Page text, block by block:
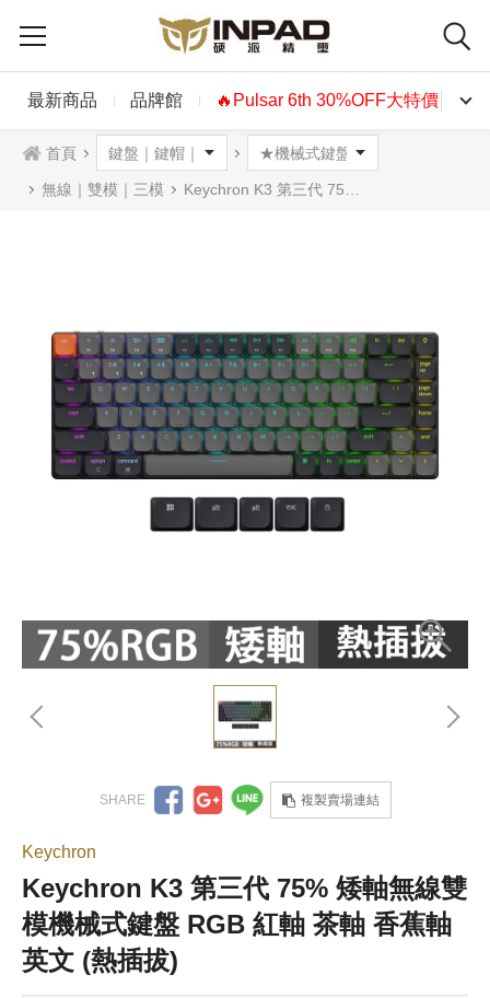
最新商品 品牌館 🔥Pulsar 6th 30%OFF大特價🔥
首頁
無線｜雙模｜三模 Keychron K3 第三代 75% 矮軸無線雙模機械式鍵盤 RGB 紅軸 茶軸 香蕉軸 英文 (熱插拔)
複製賣場連結
Keychron
Keychron K3 第三代 75% 矮軸無線雙
模機械式鍵盤 RGB 紅軸 茶軸 香蕉軸
英文 (熱插拔)